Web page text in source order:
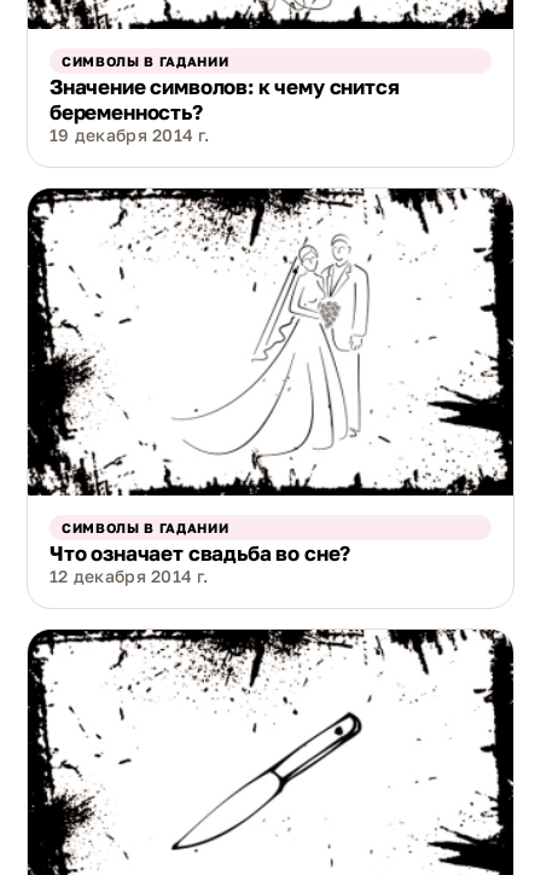
СИМВОЛЫ В ГАДАНИИ
Значение символов: к чему снится
беременность?
19 декабря 2014 г.
СИМВОЛЫ В ГАДАНИИ
Что означает свадьба во сне?
12 декабря 2014 г.